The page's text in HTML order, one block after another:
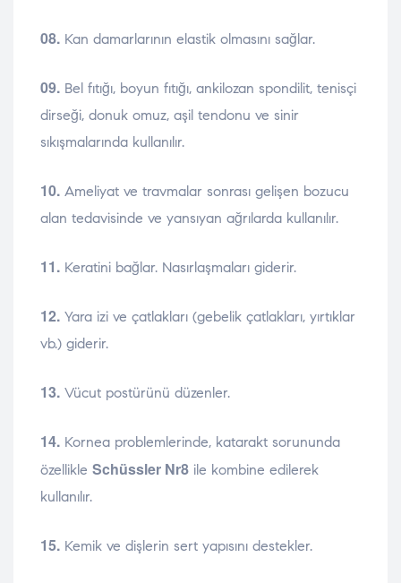
08. Kan damarlarının elastik olmasını sağlar.
09. Bel fıtığı, boyun fıtığı, ankilozan spondilit, tenisçi
dirseği, donuk omuz, aşil tendonu ve sinir
sıkışmalarında kullanılır.
10. Ameliyat ve travmalar sonrası gelişen bozucu
alan tedavisinde ve yansıyan ağrılarda kullanılır.
11. Keratini bağlar. Nasırlaşmaları giderir.
12. Yara izi ve çatlakları (gebelik çatlakları, yırtıklar
vb.) giderir.
13. Vücut postürünü düzenler.
14. Kornea problemlerinde, katarakt sorununda
özellikle Schüssler Nr8 ile kombine edilerek
kullanılır.
15. Kemik ve dişlerin sert yapısını destekler.